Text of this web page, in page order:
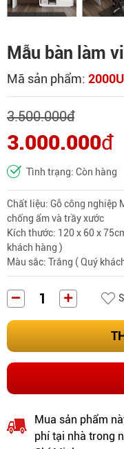
Mẫu bàn làm
Mã sản phẩm:
3.500.000đ
3.000.000đ
Tình trạng: Còn hàng
Chất liệu: Gỗ công nghiệp
chống ẩm và trầy xước
Kích thước: 120 x 60 x
khách hàng )
Màu sắc: Trắng ( Quý
Mua sản phẩm
phí tại nhà trong